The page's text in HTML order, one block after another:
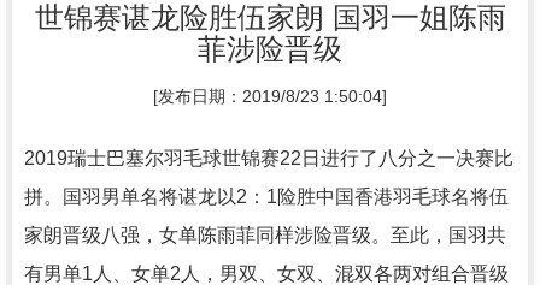
世锦赛谌龙险胜伍家朗 国羽一姐陈雨
菲涉险晋级
[发布日期：2019/8/23 1:50:04]
2019瑞士巴塞尔羽毛球世锦赛22日进行了八分之一决赛比
拼。国羽男单名将谌龙以2：1险胜中国香港羽毛球名将伍
家朗晋级八强，女单陈雨菲同样涉险晋级。至此，国羽共
有男单1人、女单2人，男双、女双、混双各两对组合晋级